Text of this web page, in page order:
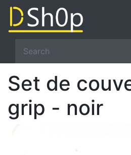
Set de
grip - noir